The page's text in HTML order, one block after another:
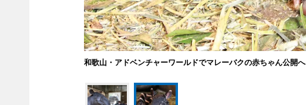
和歌山・アドベンチャーワールドでマレーバクの赤ちゃん公開へ